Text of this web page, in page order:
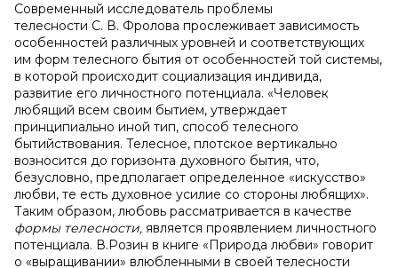
Современный исследователь проблемы
телесности С. В. Фролова прослеживает зависимость
особенностей различных уровней и соответствующих
им форм телесного бытия от особенностей той системы,
в которой происходит социализация индивида,
развитие его личностного потенциала. «Человек
любящий всем своим бытием, утверждает
принципиально иной тип, способ телесного
бытийствования. Телесное, плотское вертикально
возносится до горизонта духовного бытия, что,
безусловно, предполагает определенное «искусство»
любви, те есть духовное усилие со стороны любящих».
Таким образом, любовь рассматривается в качестве
формы телесности, является проявлением личностного
потенциала. В.Розин в книге «Природа любви» говорит
о «выращивании» влюбленными в своей телесности